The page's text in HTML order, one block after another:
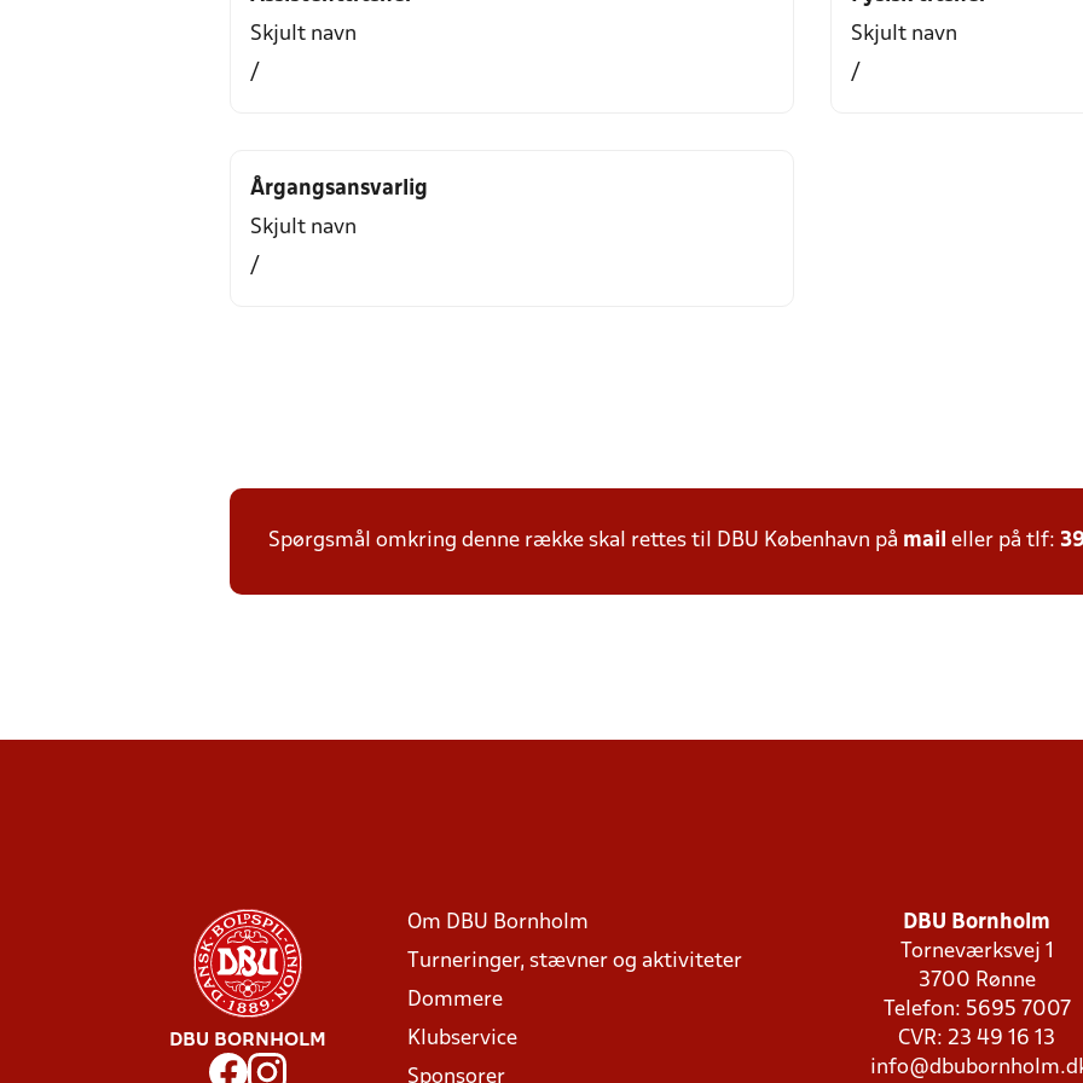
Skjult navn
/
Skjult navn
/
Årgangsansvarlig
Skjult navn
/
Spørgsmål omkring denne række skal rettes til DBU København på mail eller på tlf:
DBU BORNHOLM
Om DBU Bornholm
Turneringer, stævner og aktiviteter
Dommere
Klubservice
Sponsorer
DBU Bornholm
Torneværksvej 1
3700 Rønne
Telefon: 5695 7007
CVR: 23 49 16 13